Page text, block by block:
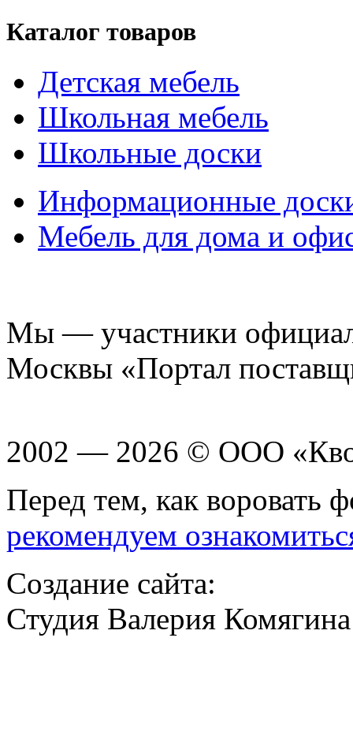
Каталог товаров
Детская мебель
Школьная мебель
Школьные доски
Информационные
Мебель для дома и
Мы — участники
Москвы «Портал
2002 — 2026 © ООО
Перед тем, как воровать
рекомендуем
Создание сайта:
Студия Валерия Комягина